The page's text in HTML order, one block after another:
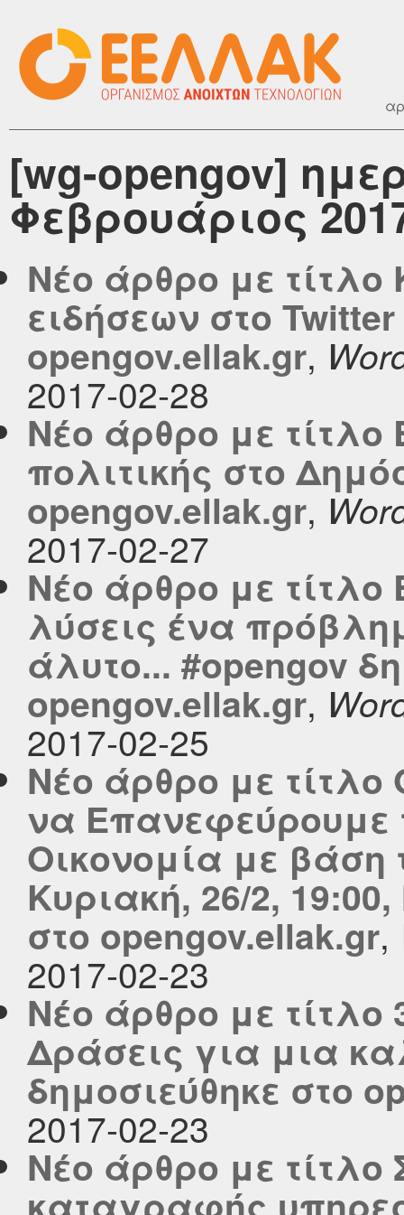
[wg-opengov]
Φεβρουάριος
Νέο άρθρο με τίτλο
ειδήσεων στο
opengov.ellak.gr,
2017-02-28
Νέο άρθρο με
πολιτικής στο
opengov.ellak.gr,
2017-02-27
Νέο άρθρο με
λύσεις ένα
άλυτο... #opengov
opengov.ellak.gr,
2017-02-25
Νέο άρθρο με
να Επανεφεύρουμε
Οικονομία με βάση
Κυριακή, 26/2,
στο opengov.ellak.gr,
2017-02-23
Νέο άρθρο με
Δράσεις για μια
δημοσιεύθηκε στο
2017-02-23
Νέο άρθρο με τίτλο